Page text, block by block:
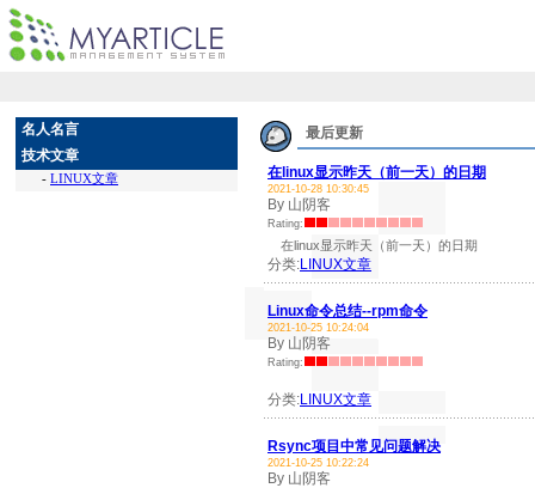
名人名言
技术文章
- LINUX文章
最后更新
在linux显示昨天（前一天）的日期
2021-10-28 10:30:45
By 山阴客
Rating:
在linux显示昨天（前一天）的日期
分类:LINUX文章
Linux命令总结--rpm命令
2021-10-25 10:24:04
By 山阴客
Rating:
分类:LINUX文章
Rsync项目中常见问题解决
2021-10-25 10:22:24
By 山阴客